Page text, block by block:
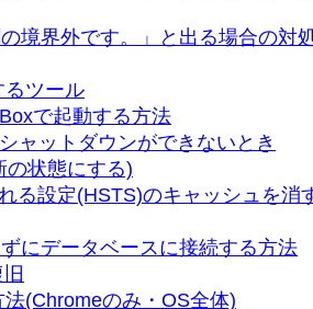
境界外です。」と出る場合の対
るツール
で起動する方法
ャットダウンができないとき
の状態にする)
る設定(HSTS)のキャッシュを消
にデータベースに接続する方法
(Chromeのみ・OS全体)